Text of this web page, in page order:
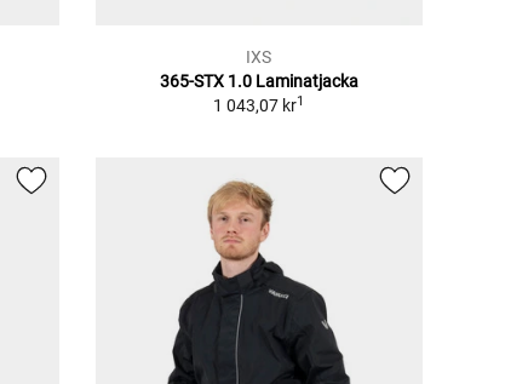
IXS
365-STX 1.0 Laminatjacka
1 043,07 kr1